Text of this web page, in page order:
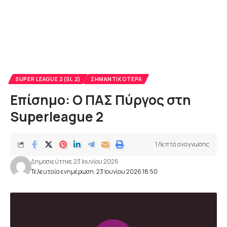
SUPER LEAGUE 2(SL 2) ΣΗΜΑΝΤΙΚΌΤΕΡΑ
Επίσημο: Ο ΠΑΣ Πύργος στη
Superleague 2
Τελευταία ενημέρωση: 23 Ιουνίου 2026 18:50
Δημοσιεύτηκε 23 Ιουνίου 2026
1 Λεπτά αναγνωσης